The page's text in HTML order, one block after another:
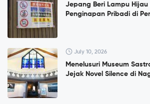
Jepang Beri Lampu
Penginapan Pribadi di
July 10, 2026
Menelusuri Museum
Jejak Novel Silence di